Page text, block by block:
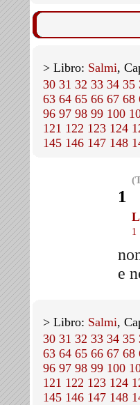
> Libro: Salmi,
30 31 32 33 34 35
63 64 65 66 67 68
96 97 98 99 100
121 122 123 124
145 146 147 148
1
1
e
> Libro: Salmi,
30 31 32 33 34 35
63 64 65 66 67 68
96 97 98 99 100
121 122 123 124
145 146 147 148